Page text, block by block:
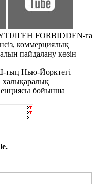
FORBIDDEN-ға
коммерциялық
пайдалану көзін
Нью-Йорктегі
халықаралық
бойынша